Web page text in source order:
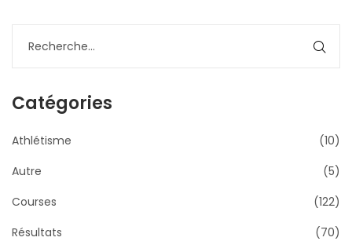
Catégories
Athlétisme
(10)
Autre
(5)
Courses
(122)
Résultats
(70)